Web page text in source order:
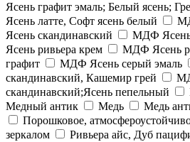
Ясень графит эмаль; Белый ясень;
Ясень латте, Софт ясень белый
Ясень скандинавский
МДФ Ясень
Ясень ривьера крем
МДФ Ясень
графит
МДФ Ясень серый эмаль
скандинавский, Кашемир грей
скандинавский;Ясень пепельный
Медный антик
Медь Медь
Порошковое,
зеркалом
Ривьера айс, Дуб